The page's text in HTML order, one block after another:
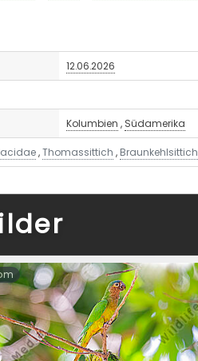
12.06.2026
Kolumbien , Südamerika
,Thomassittich , Braunkehlsittich